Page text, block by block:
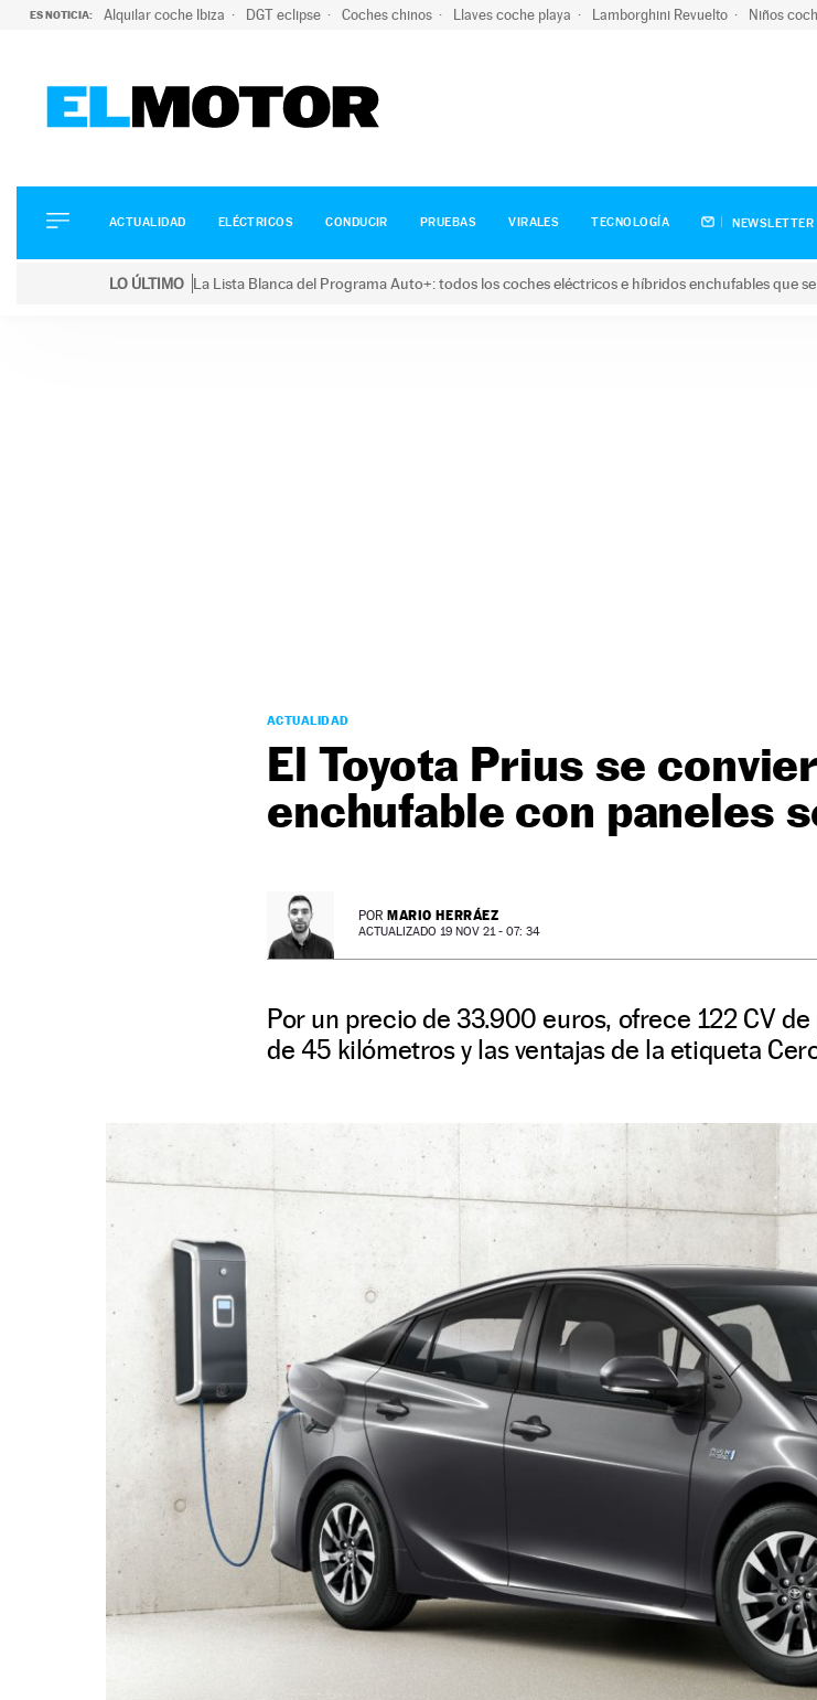
ES NOTICIA: Alquilar coche Ibiza DGT eclipse Coches chinos Llaves coche playa Lamborghini Revuelto Niños
ELÉCTRICOS
CONDUCIR
ACTUALIDAD ELÉCTRICOS CONDUCIR PRUEBAS VIRALES TECNOLOGÍA NEWSLETTER
LO ÚLTIMO La Lista Blanca del Programa Auto+: todos los coches eléctricos e híbridos enchufables que
ACTUALIDAD
El Toyota Prius se
enchufable con paneles
POR MARIO HERRÁEZ
ACTUALIZADO 19 NOV 21 - 07: 34
Por un precio de 33.900 euros, ofrece 122 CV
de 45 kilómetros y las ventajas de la etiqueta